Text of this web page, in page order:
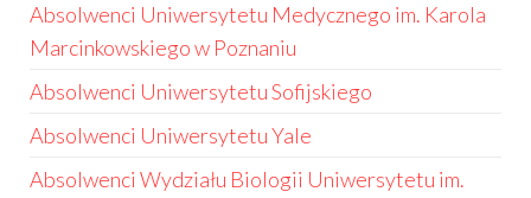
Absolwenci Uniwersytetu Medycznego im. Karola
Marcinkowskiego w Poznaniu
Absolwenci Uniwersytetu Sofijskiego
Absolwenci Uniwersytetu Yale
Absolwenci Wydziału Biologii Uniwersytetu im.